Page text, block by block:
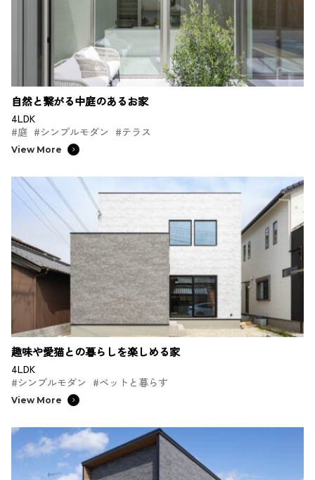
自然と繋がる中庭のあるお家
4LDK
#庭 #シンプルモダン #テラス
View More
趣味や愛猫との暮らしを楽しめる家
4LDK
#シンプルモダン #ペットと暮らす
View More